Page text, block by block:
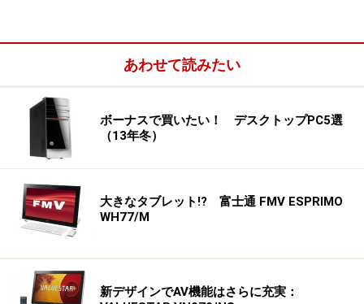
あわせて読みたい
ボーナスで買いたい！ デスクトップPC5選
（13年冬）
大きなタブレット!? 富士通 FMV ESPRIMO
WH77/M
新デザインでAV機能はさらに充実：